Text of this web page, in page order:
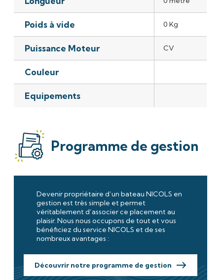
Poids à vide 0 Kg
Puissance Moteur CV
Couleur
Equipements
Programme de gestion
Devenir propriétaire d’un bateau NICOLS en
gestion est très simple et permet
véritablement d’associer ce placement au
plaisir. Nous nous occupons de tout et vous
bénéficiez du service NICOLS et de ses
nombreux avantages :
Découvrir notre programme de gestion